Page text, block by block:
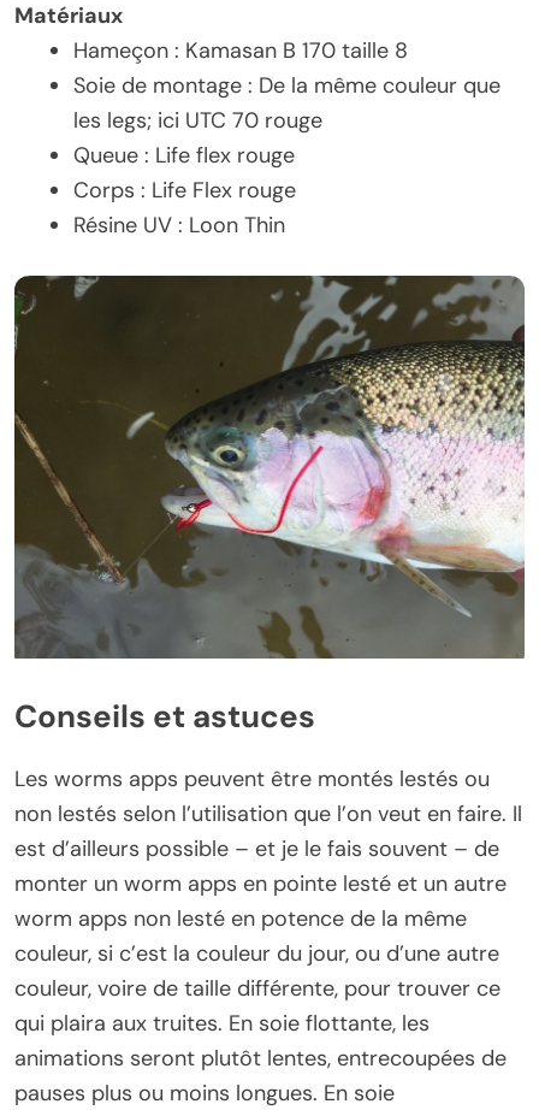
Matériaux
Hameçon : Kamasan B 170 taille 8
Soie de montage : De la même couleur que
les legs; ici UTC 70 rouge
Queue : Life flex rouge
Corps : Life Flex rouge
Résine UV : Loon Thin
Conseils et astuces
Les worms apps peuvent être montés lestés ou
non lestés selon l’utilisation que l’on veut en faire. Il
est d’ailleurs possible – et je le fais souvent – de
monter un worm apps en pointe lesté et un autre
worm apps non lesté en potence de la même
couleur, si c’est la couleur du jour, ou d’une autre
couleur, voire de taille différente, pour trouver ce
qui plaira aux truites. En soie flottante, les
animations seront plutôt lentes, entrecoupées de
pauses plus ou moins longues. En soie